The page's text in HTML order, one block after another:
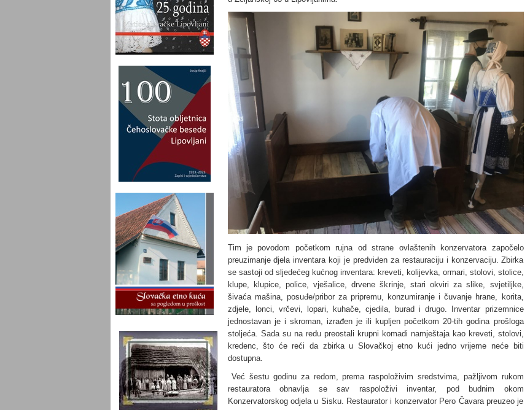
Tim je povodom početkom rujna od strane ovlaštenih konzervatora započelo
preuzimanje djela inventara koji je predviđen za restauraciju i konzervaciju. Zbirka
se sastoji od sljedećeg kućnog inventara: kreveti, kolijevka, ormari, stolovi, stolice,
klupe, klupice, police, vješalice, drvene škrinje, stari okviri za slike, svjetiljke,
šivaća mašina, posuđe/pribor za pripremu, konzumiranje i čuvanje hrane, korita,
zdjele, lonci, vrčevi, lopari, kuhače, cjedila, burad i drugo. Inventar prizemnice
jednostavan je i skroman, izrađen je ili kupljen početkom 20-tih godina prošloga
stoljeća. Sada su na redu preostali krupni komadi namještaja kao kreveti, stolovi,
kredenc, što će reći da zbirka u Slovačkoj etno kući jedno vrijeme neće biti
dostupna.
Već šestu godinu za redom, prema raspoloživim sredstvima, pažljivom rukom
restauratora obnavlja se sav raspoloživi inventar, pod budnim okom
Konzervatorskog odjela u Sisku. Restaurator i konzervator Pero Čavara preuzeo je